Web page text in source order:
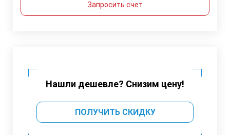
Запросить счет
Нашли дешевле? Снизим цену!
ПОЛУЧИТЬ СКИДКУ